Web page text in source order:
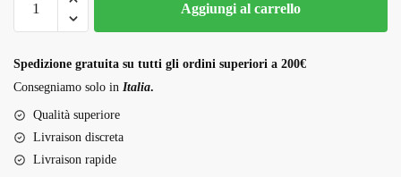
Punch
quantità
Aggiungi al carrello
Spedizione gratuita su tutti gli ordini superiori a 200€
Consegniamo solo in Italia.
Qualità superiore
Livraison discreta
Livraison rapide